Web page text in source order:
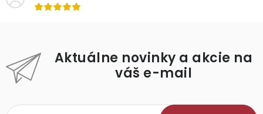
Aktuálne novinky a akcie na
váš e-mail